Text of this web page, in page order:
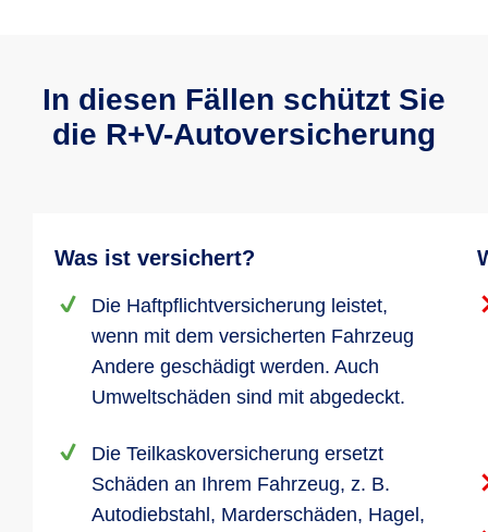
In diesen Fällen schützt Sie
die R+V-Autoversicherung
Was ist versichert?
Die Haftpflichtversicherung leistet,
wenn mit dem versicherten Fahrzeug
Andere geschädigt werden. Auch
Umweltschäden sind mit abgedeckt.
Die Teilkaskoversicherung ersetzt
Schäden an Ihrem Fahrzeug, z. B.
Autodiebstahl, Marderschäden, Hagel,